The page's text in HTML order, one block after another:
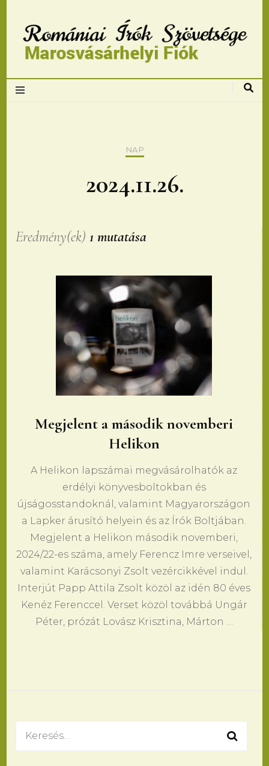
Romániai Írók
Marosvásárhelyi
NAP
2024.11.26.
Eredmény(ek)1 mutatása
Megjelent a második novemberi
Helikon
A Helikon lapszámai megvásárolhatók az
erdélyi könyvesboltokban és
újságosstandoknál, valamint Magyarországon
a Lapker árusító helyein és az Írók Boltjában.
Megjelent a Helikon második novemberi,
2024/22-es száma, amely Ferencz Imre verseivel,
valamint Karácsonyi Zsolt vezércikkével indul.
Interjút Papp Attila Zsolt közöl az idén 80 éves
Kenéz Ferenccel. Verset közöl továbbá Ungár
Péter, prózát Lovász Krisztina, Márton …
Keresés: